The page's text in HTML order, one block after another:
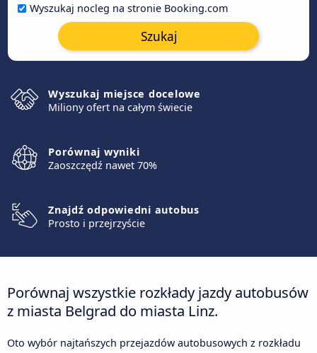
Wyszukaj nocleg na stronie Booking.com
Szukaj
Wyszukaj miejsce docelowe
Miliony ofert na całym świecie
Porównaj wyniki
Zaoszczędź nawet 70%
Znajdź odpowiedni autobus
Prosto i przejrzyście
Porównaj wszystkie rozkłady jazdy autobusów
z miasta Belgrad do miasta Linz.
Oto wybór najtańszych przejazdów autobusowych z rozkładu